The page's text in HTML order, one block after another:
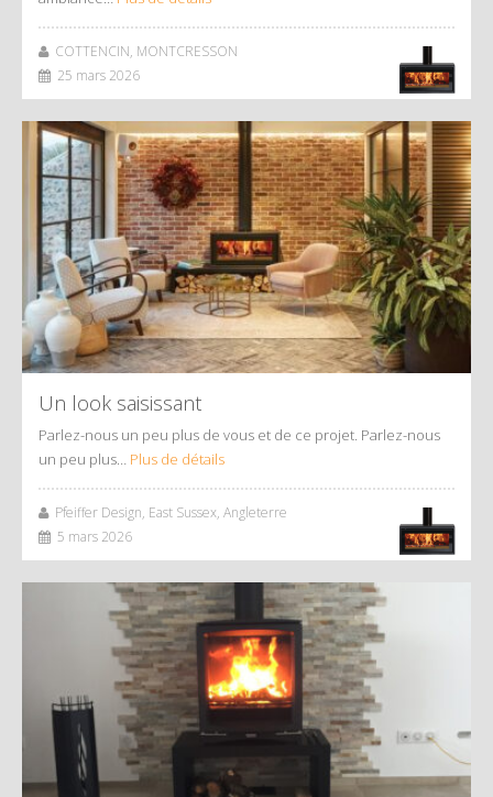
COTTENCIN, MONTCRESSON
25 mars 2026
Un look saisissant
Parlez-nous un peu plus de vous et de ce projet. Parlez-nous
un peu plus… Plus de détails
Pfeiffer Design, East Sussex, Angleterre
5 mars 2026